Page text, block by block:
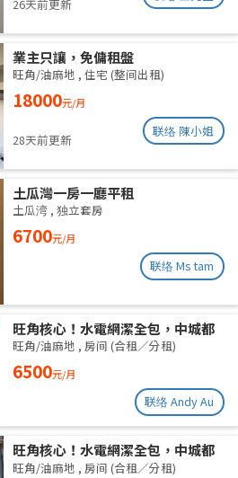
26天前更新
業主只讓，免傭租盤
旺角/油麻地 , 住宅 (整间出租)
18000元/月
28天前更新
联络 陳小姐
土瓜灣一房一廳平租
土瓜湾 , 独立套房
6700元/月
联络 Ms tam
旺角核心！水電網潔全包，中城都
理大通勤黨
旺角/油麻地 , 房间 (合租／分租)
6500元/月
联络 Andy Au
旺角核心！水電網潔全包，中城都
理大通勤黨
旺角/油麻地 , 房间 (合租／分租)